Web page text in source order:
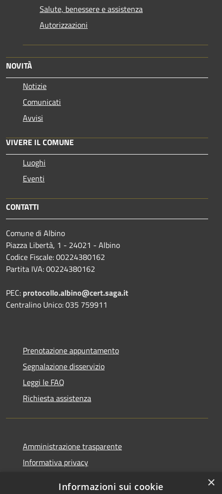
Salute, benessere e assistenza
Autorizzazioni
NOVITÀ
Notizie
Comunicati
Avvisi
VIVERE IL COMUNE
Luoghi
Eventi
CONTATTI
Comune di Albino
Piazza Libertà, 1 - 24021 - Albino
Codice Fiscale: 00224380162
Partita IVA: 00224380162
PEC: protocollo.albino@cert.saga.it
Centralino Unico: 035 759911
Prenotazione appuntamento
Segnalazione disservizio
Leggi le FAQ
Richiesta assistenza
Amministrazione trasparente
Informativa privacy
×
Informazioni sui cookie